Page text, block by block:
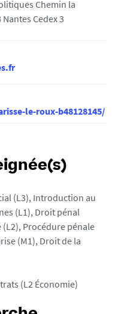
Chemin la
Cedex 3
le-roux-b48128145/
(L3), Introduction au
(L1), Droit pénal
Procédure pénale
(M1), Droit de la
(L2 Économie)